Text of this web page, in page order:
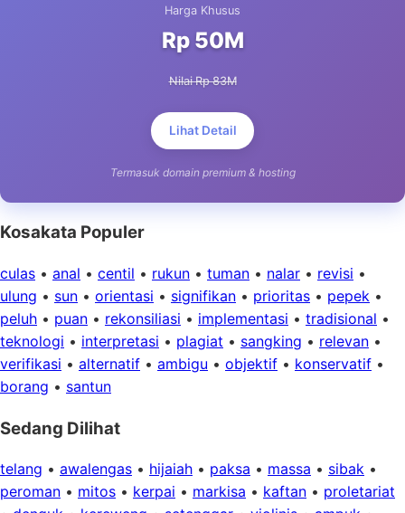
Harga Khusus
Rp 50M
Nilai Rp 83M
Lihat Detail
Termasuk domain premium & hosting
Kosakata Populer
culas • anal • centil • rukun • tuman • nalar • revisi •
ulung • sun • orientasi • signifikan • prioritas • pepek •
peluh • puan • rekonsiliasi • implementasi • tradisional •
teknologi • interpretasi • plagiat • sangking • relevan •
verifikasi • alternatif • ambigu • objektif • konservatif •
borang • santun
Sedang Dilihat
telang • awalengas • hijaiah • paksa • massa • sibak •
peroman • mitos • kerpai • markisa • kaftan • proletariat